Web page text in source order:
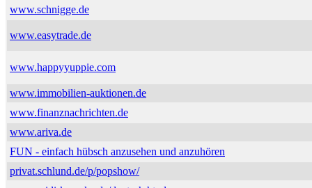
www.schnigge.de
www.easytrade.de
www.happyyuppie.com
www.immobilien-auktionen.de
www.finanznachrichten.de
www.ariva.de
FUN - einfach hübsch anzusehen und anzuhören
privat.schlund.de/p/popshow/